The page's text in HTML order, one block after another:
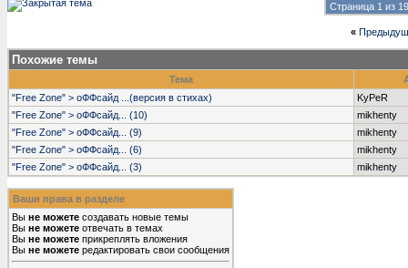
Страница 1 из
«
Похожие темы
Тема
"Free Zone" > оФФсайд ...(версия в стихах)
KyPeR
"Free Zone" > оФФсайд... (10)
mikhenty
"Free Zone" > оФФсайд... (9)
mikhenty
"Free Zone" > оФФсайд... (6)
mikhenty
"Free Zone" > оФФсайд... (3)
mikhenty
Ваши права в разделе
Вы не можете создавать новые темы
Вы не можете отвечать в темах
Вы не можете прикреплять вложения
Вы не можете редактировать свои сообщения